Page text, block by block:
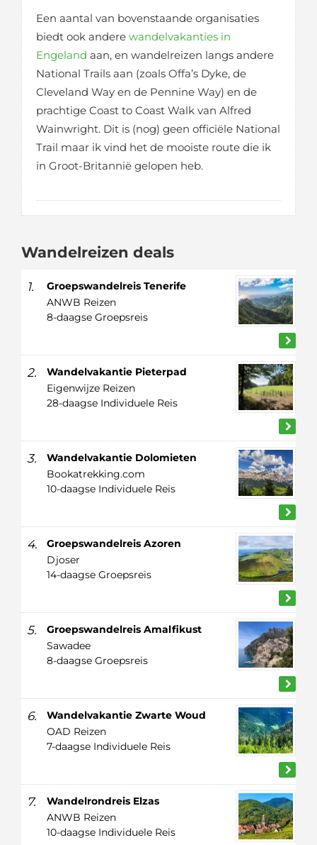
Een aantal van bovenstaande organisaties
biedt ook andere wandelvakanties in
Engeland aan, en wandelreizen langs andere
National Trails aan (zoals Offa’s Dyke, de
Cleveland Way en de Pennine Way) en de
prachtige Coast to Coast Walk van Alfred
Wainwright. Dit is (nog) geen officiële National
Trail maar ik vind het de mooiste route die ik
in Groot-Britannië gelopen heb.
Wandelreizen deals
1.
Groepswandelreis Tenerife
ANWB Reizen
8-daagse Groepsreis
2.
Wandelvakantie Pieterpad
Eigenwijze Reizen
28-daagse Individuele Reis
3.
Wandelvakantie Dolomieten
Bookatrekking.com
10-daagse Individuele Reis
4.
Groepswandelreis Azoren
Djoser
14-daagse Groepsreis
5.
Groepswandelreis Amalfikust
Sawadee
8-daagse Groepsreis
6.
Wandelvakantie Zwarte Woud
OAD Reizen
7-daagse Individuele Reis
7.
Wandelrondreis Elzas
ANWB Reizen
10-daagse Individuele Reis